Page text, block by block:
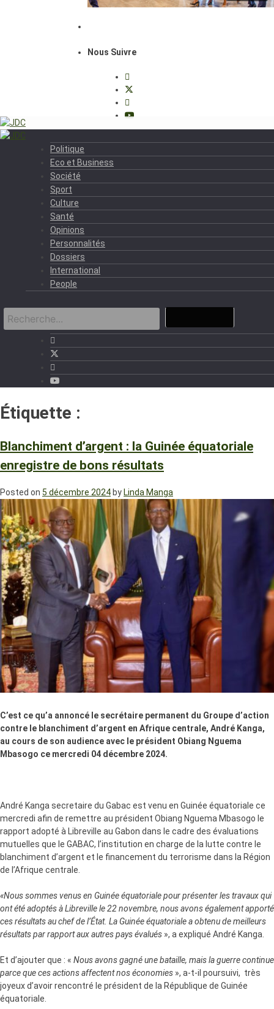
Nous Suivre
Politique
Eco et Business
Société
Sport
Culture
Santé
Opinions
Personnalités
Dossiers
International
People
Étiquette :
Blanchiment d’argent : la Guinée équatoriale
enregistre de bons résultats
Posted on 5 décembre 2024 by Linda Manga
C’est ce qu’a annoncé le secrétaire permanent du Groupe d’action
contre le blanchiment d’argent en Afrique centrale, André Kanga,
au cours de son audience avec le président Obiang Nguema
Mbasogo ce mercredi 04 décembre 2024.
André Kanga secretaire du Gabac est venu en Guinée équatoriale ce
mercredi afin de remettre au président Obiang Nguema Mbasogo le
rapport adopté à Libreville au Gabon dans le cadre des évaluations
mutuelles que le GABAC, l’institution en charge de la lutte contre le
blanchiment d’argent et le financement du terrorisme dans la Région
de l’Afrique centrale.
«Nous sommes venus en Guinée équatoriale pour présenter les travaux qui
ont été adoptés à Libreville le 22 novembre, nous avons également apporté
ces résultats au chef de l’État. La Guinée équatoriale a obtenu de meilleurs
résultats par rapport aux autres pays évalués », a expliqué André Kanga.
Et d’ajouter que : « Nous avons gagné une bataille, mais la guerre continue
parce que ces actions affectent nos économies », a-t-il poursuivi, très
joyeux d’avoir rencontré le président de la République de Guinée
équatoriale.